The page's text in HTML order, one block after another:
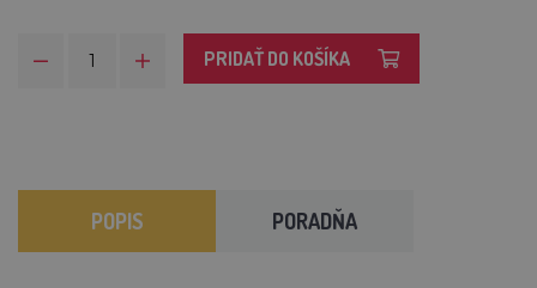
PRIDAŤ DO KOŠÍKA
POPIS PORADŇA